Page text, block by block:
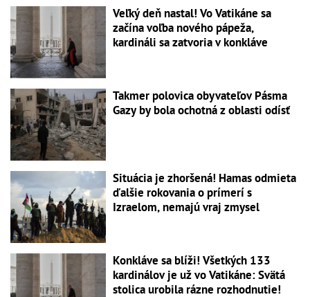
Veľký deň nastal! Vo Vatikáne sa
začína voľba nového pápeža,
kardináli sa zatvoria v konkláve
Takmer polovica obyvateľov Pásma
Gazy by bola ochotná z oblasti odísť
Situácia je zhoršená! Hamas odmieta
ďalšie rokovania o prímerí s
Izraelom, nemajú vraj zmysel
Konkláve sa blíži! Všetkých 133
kardinálov je už vo Vatikáne: Svätá
stolica urobila rázne rozhodnutie!